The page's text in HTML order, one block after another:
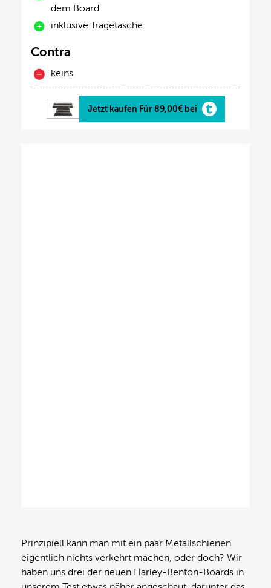
dem Board
inklusive Tragetasche
Contra
keins
Jetzt kaufen Für 89,00€ bei
Prinzipiell kann man mit ein paar Metallschienen
eigentlich nichts verkehrt machen, oder doch? Wir
haben uns drei der neuen Harley-Benton-Boards in